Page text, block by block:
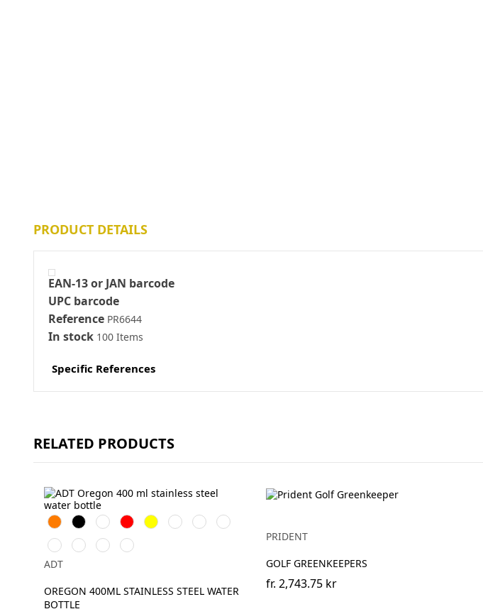
PRODUCT DETAILS
EAN-13 or JAN barcode
UPC barcode
Reference PR6644
In stock 100 Items
Specific References
RELATED PRODUCTS
Orange
Svart Vit Röd Gul SilverLila
Molnblå
Hale
Blå
KungsblåÄppelgrön
Magenta
ADT
OREGON 400ML STAINLESS STEEL WATER
BOTTLE
PRIDENT
GOLF GREENKEEPERS
fr. 2,743.75 kr